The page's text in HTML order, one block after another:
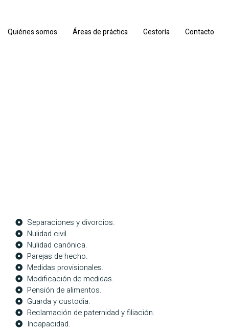
Quiénes somos Áreas de práctica Gestoría Contacto
Separaciones y divorcios.
Nulidad civil.
Nulidad canónica.
Parejas de hecho.
Medidas provisionales.
Modificación de medidas.
Pensión de alimentos.
Guarda y custodia.
Reclamación de paternidad y filiación.
Incapacidad.